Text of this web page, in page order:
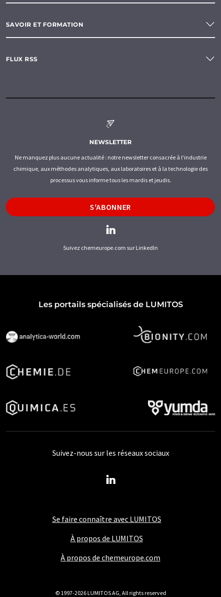
SAVOIR ET FORMATION
FLUX RSS
NEWSLETTER
Ne manquez plus aucune actualité : notre newsletter consacrée à l'industrie
chimique, aux méthodes analytiques, aux laboratoires et à la technologie des
processus vous informe tous les mardis et jeudis.
S'ABONNER
Suivez chemeurope.com sur LinkedIn
Les portails spécialisés de LUMITOS
Se faire connaître avec LUMITOS
À propos de LUMITOS
À propos de chemeurope.com
Suivez-nous sur les réseaux sociaux
© 1997-2026 LUMITOS AG, All rights reserved